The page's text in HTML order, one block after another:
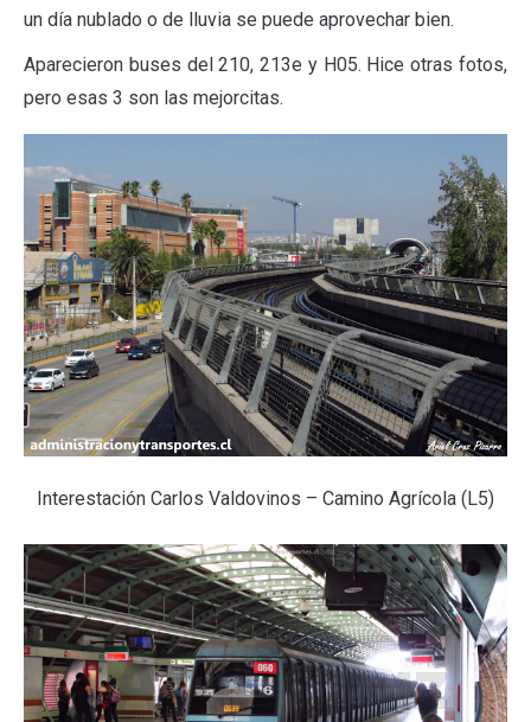
un día nublado o de lluvia se puede aprovechar bien.
Aparecieron buses del 210, 213e y H05. Hice otras fotos,
pero esas 3 son las mejorcitas.
Interestación Carlos Valdovinos – Camino Agrícola (L5)